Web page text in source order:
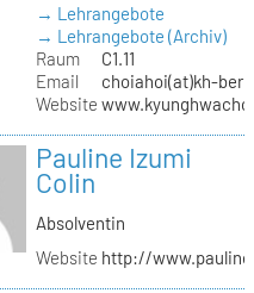
→ Lehrangebote
→ Lehrangebote (Archiv)
Raum
C1.11
Email
choiahoi(at)kh-
Website
Pauline Izumi
Colin
Absolventin
Website http://